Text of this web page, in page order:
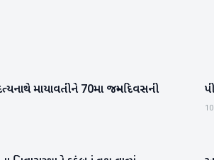
માયાવતીને 70મા જન્મદિવસની